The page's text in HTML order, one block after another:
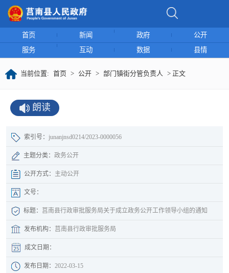
首页 新闻 政府
公开
服务
互动 数据 县情
当前位置: 首页 > 公开 > 部门镇街分管负责人 > 正文
朗读
索引号： junanjnsd0214/2023-0000056
主题分类： 政务公开
公开方式： 主动公开
文号：
标题： 莒南县行政审批服务局关于成立政务公开工作领导小组的通知
发布机构： 莒南县行政审批服务局
成文日期：
发布日期： 2022-03-15